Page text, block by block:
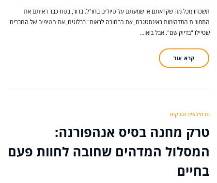
תשכחו מכל מה שקראתם או שמעתם על טיולים בחו"ל. ברור, בטח כבר ראיתם את
התמונות המדהימות באינסטגרם, את ה"חובה לראות" בבלוגים, את הטיפים של החברים
שטיילו "בדיוק שם". אבל בואו…
קרא עוד
תרמילאים וטרקים
טרק מחנה בסיס אנהפורנה:
המסלול המדהים שחובה לחוות פעם
בחיים